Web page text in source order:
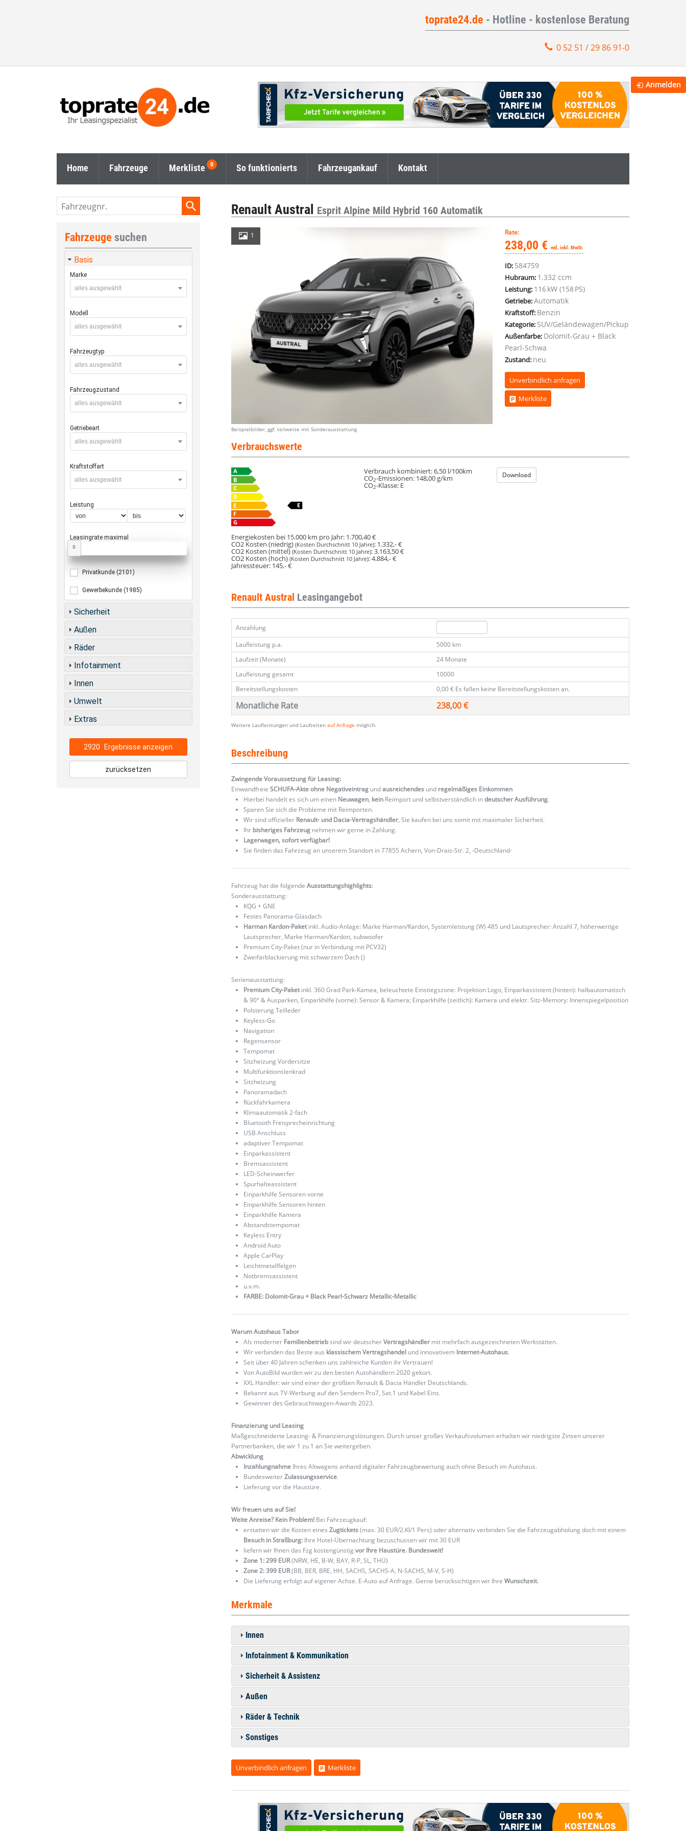
toprate24.de - Hotline - kostenlose Beratung
0 52 51 / 29 86 91-0
Home Fahrzeuge Merkliste So funktionierts Fahrzeugankauf Kontakt
Renault Austral Esprit Alpine Mild Hybrid 160 Automatik
1
Beispielbilder, ggf. teilweise mit Sonderausstattung
Rate:
238,00 € mtl. inkl. MwSt.
ID: 584759
Hubraum: 1.332 ccm
Leistung: 116 kW (158 PS)
Getriebe:Automatik
Kraftstoff: Benzin
Kategorie: SUV/Geländewagen/Pickup
Außenfarbe: Dolomit-Grau + Black
Pearl-Schwa
Zustand: neu
Unverbindlich anfragen
Merkliste
Verbrauchswerte
Verbrauch kombiniert:6,50 l/100km
CO2-Emissionen: 148,00 g/km
CO2-Klasse: E
Download
Energiekosten bei 15.000 km pro Jahr: 1.700,40 €
CO2 Kosten (niedrig)(Kosten Durchschnitt 10 Jahre): 1.332,- €
CO2 Kosten (mittel)(Kosten Durchschnitt 10 Jahre):3.163,50 €
CO2 Kosten (hoch)(Kosten Durchschnitt 10 Jahre):4.884,- €
Jahressteuer: 145,- €
Renault Austral Leasingangebot
Anzahlung
Laufleistung p.a.
5000 km
Laufzeit (Monate)
24 Monate
Laufleistung gesamt
10000
Bereitstellungskosten
0,00 € Es fallen keine Bereitstellungskosten an.
Monatliche Rate 238,00 €
Weitere Laufleistungen und Laufzeitenauf Anfrage möglich.
Beschreibung
Zwingende Voraussetzung für Leasing:
EinwandfreieSCHUFA-Akte ohne Negativeintrag undausreichendes und regelmäßiges Einkommen
Hierbei handelt es sich um einen Neuwagen, kein Reimport und selbstverständlich indeutscher Ausführung.
Sparen Sie sich die Probleme mit Reimporten.
Wir sind offizieller Renault- und Dacia-Vertragshändler, Sie kaufen bei uns somit mit maximaler Sicherheit.
Ihr bisheriges Fahrzeug nehmen wir gerne in Zahlung.
Lagerwagen, sofort verfügbar!
Sie finden das Fahrzeug an unserem Standort in 77855 Achern, Von-Drais-Str. 2, -Deutschland-
Fahrzeug hat die folgendeAusstattungshighlights:
Sonderausstattung:
KQG + GNE
Festes Panorama-Glasdach
Harman Kardon-Paketinkl. Audio-Anlage: Marke Harman/Kardon, Systemleistung (W) 485 und Lautsprecher: Anzahl 7, höherwertige
Lautsprecher, Marke Harman/Kardon, subwoofer
Premium City-Paket (nur in Verbindung mit PCV32)
Zweifarblackierung mit schwarzem Dach ()
Serienausstattung:
Premium City-Paketinkl. 360 Grad Park-Kamea, beleuchtete Einstiegszone: Projektion Logo, Einparkassistent (hinten): halbautomatisch
& 90° & Ausparken, Einparkhilfe (vorne): Sensor & Kamera; Einparkhilfe (seitlich): Kamera und elektr. Sitz-Memory: Innenspiegelposition
Polsterung Teilleder
Keyless-Go
Navigation
Regensensor
Tempomat
Sitzheizung Vordersitze
Multifunktionslenkrad
Sitzheizung
Panoramadach
Rückfahrkamera
Klimaautomatik 2-fach
Bluetooth Freisprecheinrichtung
USB Anschluss
adaptiver Tempomat
Einparkassistent
Bremsassistent
LED-Scheinwerfer
Spurhalteassistent
Einparkhilfe Sensoren vorne
Einparkhilfe Sensoren hinten
Einparkhilfe Kamera
Abstandstempomat
Keyless Entry
Android Auto
Apple CarPlay
Leichtmetallfelgen
Notbremsassistent
u.v.m.
FARBE: Dolomit-Grau + Black Pearl-Schwarz Metallic-Metallic
Warum Autohaus Tabor
Als moderner Familienbetriebsind wir deutscherVertragshändler mit mehrfach ausgezeichneten Werkstätten.
Wir verbinden das Beste aus klassischem Vertragshandel und innovativem Internet-Autohaus.
Seit über 40 Jahren schenken uns zahlreiche Kunden ihr Vertrauen!
Von AutoBild wurden wir zu den besten Autohändlern 2020 gekürt.
XXL Händler: wir sind einer der größten Renault & Dacia Händler Deutschlands.
Bekannt aus TV-Werbung auf den Sendern Pro7, Sat.1 und Kabel Eins.
Gewinner des Gebrauchtwagen-Awards 2023.
Finanzierung und Leasing
Maßgeschneiderte Leasing- & Finanzierungslösungen. Durch unser großes Verkaufsvolumen erhalten wir niedrigste Zinsen unserer
Partnerbanken, die wir 1 zu 1 an Sie weitergeben.
Abwicklung
Inzahlungnahme Ihres Altwagens anhand digitaler Fahrzeugbewertung auch ohne Besuch im Autohaus.
BundesweiterZulassungsservice.
Lieferung vor die Haustüre.
Wir freuen uns auf Sie!
Weite Anreise? Kein Problem! Bei Fahrzeugkauf:
erstatten wir die Kosten einesZugtickets(max. 30 EUR/2.Kl/1 Pers) oder alternativ verbinden Sie die Fahrzeugabholung doch mit einem
Besuch in Straßburg: Ihre Hotel-Übernachtung bezuschussen wir mit 30 EUR
liefern wir Ihnen das Fzg kostengünstigvor Ihre Haustüre. Bundesweit!
Zone 1: 299 EUR(NRW, HE, B-W, BAY, R-P, SL, THÜ)
Zone 2: 399 EUR(BB, BER, BRE, HH, SACHS, SACHS-A, N-SACHS, M-V, S-H)
Die Lieferung erfolgt auf eigener Achse. E-Auto auf Anfrage. Gerne berücksichtigen wir IhreWunschzeit.
Merkmale
Innen
Infotainment & Kommunikation
Sicherheit & Assistenz
Außen
Räder & Technik
Sonstiges
Unverbindlich anfragen Merkliste
Fahrzeugnr.
Fahrzeuge suchen
Basis
Marke
alles ausgewählt
Modell
alles ausgewählt
Fahrzeugtyp
alles ausgewählt
Fahrzeugzustand
alles ausgewählt
Getriebeart
alles ausgewählt
Kraftstoffart
alles ausgewählt
Leistung
Leasingrate maximal
0
Privatkunde (2101)
Gewerbekunde (1985)
Sicherheit
Außen
Räder
Infotainment
Innen
Umwelt
Extras
2920 Ergebnisse anzeigen
zurücksetzen
Anmelden